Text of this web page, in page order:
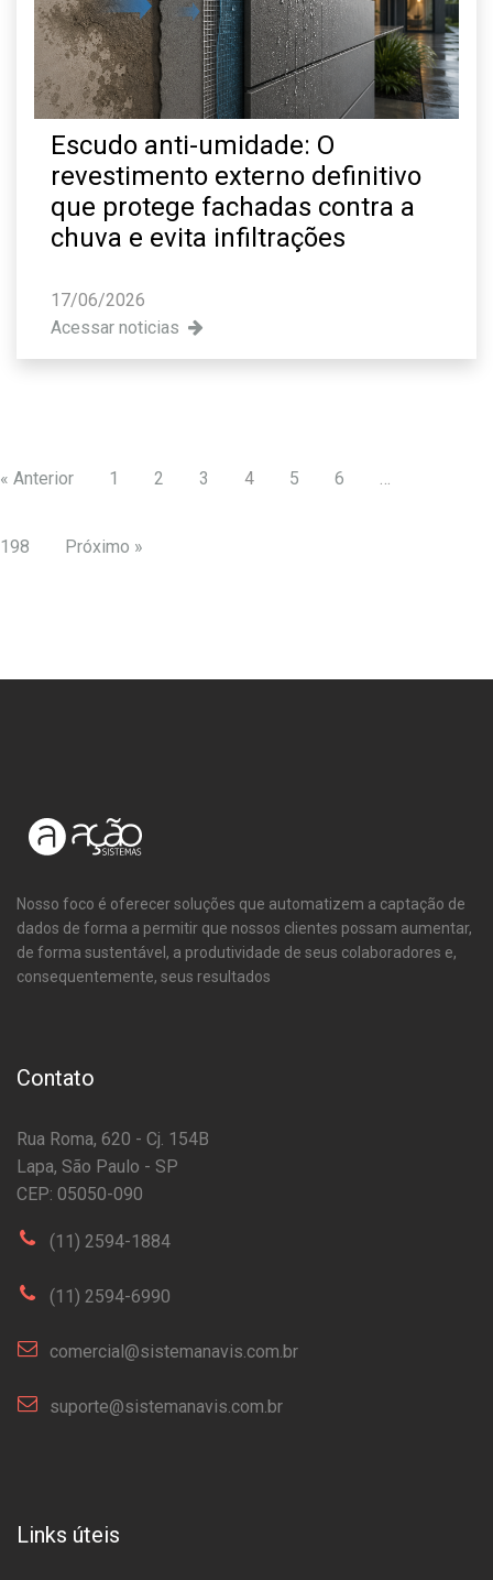
Escudo anti-umidade: O
revestimento externo definitivo
que protege fachadas contra a
chuva e evita infiltrações
17/06/2026
Acessar noticias
« Anterior 1 2 3 4 5 6 …
198 Próximo »
Nosso foco é oferecer soluções que automatizem a captação de
dados de forma a permitir que nossos clientes possam aumentar,
de forma sustentável, a produtividade de seus colaboradores e,
consequentemente, seus resultados
Contato
Rua Roma, 620 - Cj. 154B
Lapa, São Paulo - SP
CEP: 05050-090
(11) 2594-1884
(11) 2594-6990
comercial@sistemanavis.com.br
suporte@sistemanavis.com.br
Links úteis